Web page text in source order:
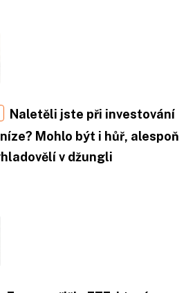
Naletěli jste při investování
Mohlo být i hůř, alespoň
v džungli